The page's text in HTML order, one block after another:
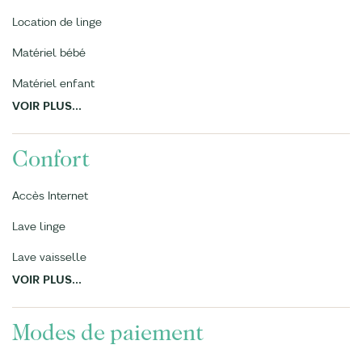
Location de linge
Matériel bébé
Matériel enfant
VOIR PLUS...
Confort
Accès Internet
Lave linge
Lave vaisselle
VOIR PLUS...
Modes de paiement